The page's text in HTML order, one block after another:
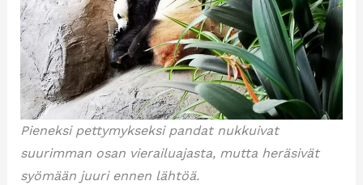
Pieneksi pettymykseksi pandat nukkuivat
suurimman osan vierailuajasta, mutta heräsivät
syömään juuri ennen lähtöä.